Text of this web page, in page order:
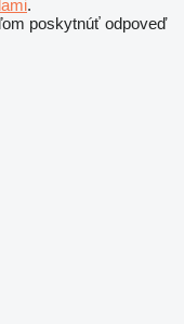
.
poskytnúť odpoveď